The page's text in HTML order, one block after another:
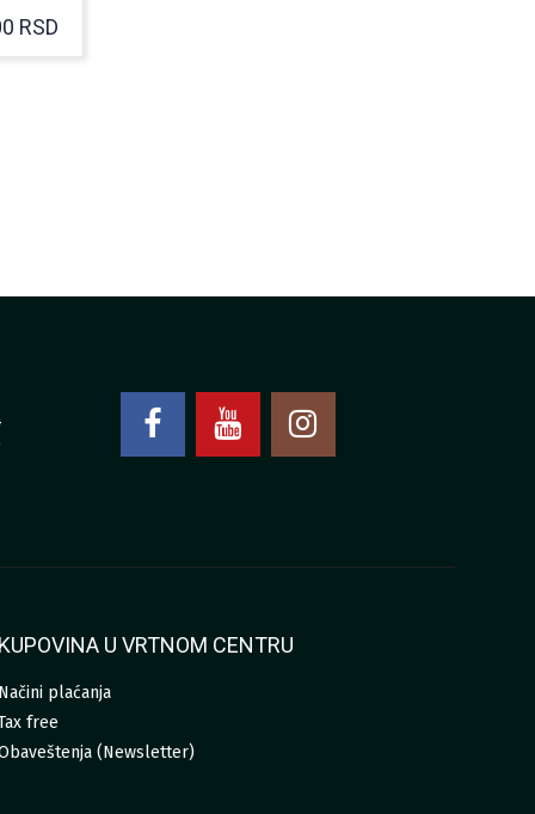
RSD
KUPOVINA U VRTNOM CENTRU
Načini plaćanja
free
(Newsletter)